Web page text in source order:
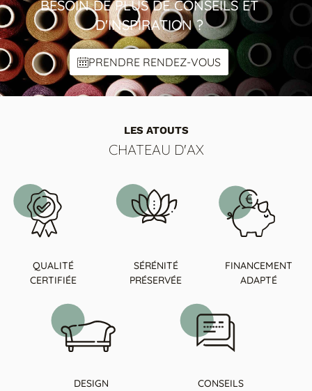
BESOIN DE PLUS DE CONSEILS ET
D'INSPIRATION ?
PRENDRE RENDEZ-VOUS
LES ATOUTS
CHATEAU D'AX
QUALITÉ
CERTIFIÉE
SÉRÉNITÉ
PRÉSERVÉE
FINANCEMENT
ADAPTÉ
DESIGN
CONSEILS